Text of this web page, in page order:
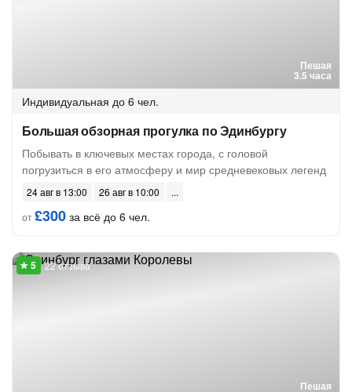
Пешая
3.5 часа
Индивидуальная до 6 чел.
Большая обзорная прогулка по Эдинбургу
Побывать в ключевых местах города, с головой
погрузиться в его атмосферу и мир средневековых легенд
24 авг в 13:00
26 авг в 10:00
от£300 за всё до 6 чел.
Пешая
22 отзыва